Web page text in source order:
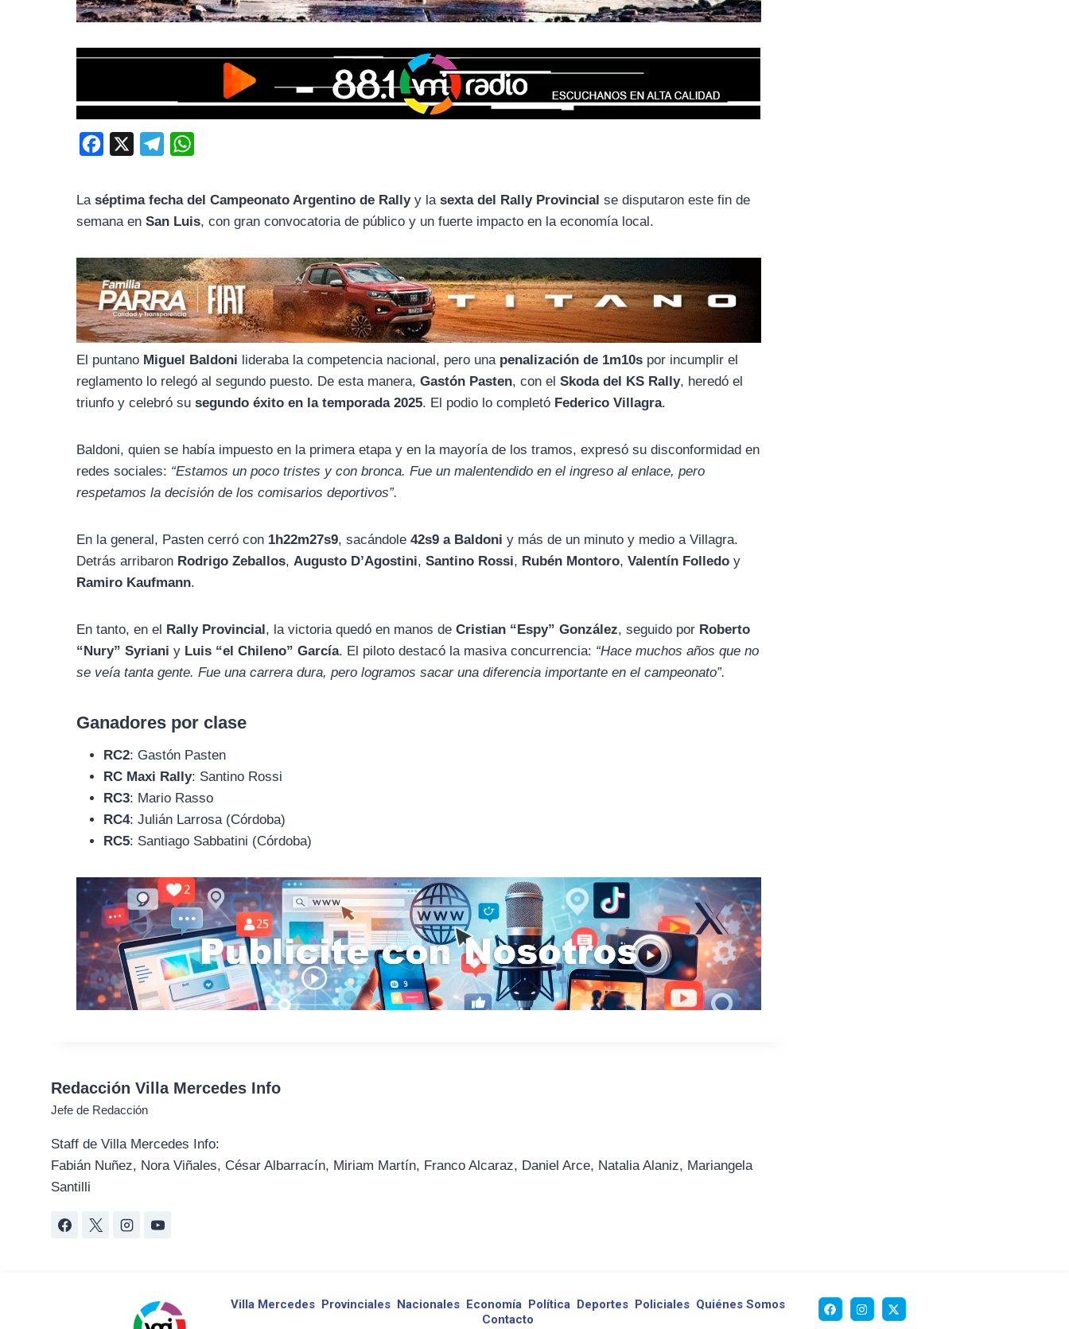
c
o
o
k
r
a
m
A
p
p
Laséptima fecha del Campeonato Argentino de Rallyy lasexta del Rally Provincial se disputaron este fin de
semana enSan Luis, con gran convocatoria de público y un fuerte impacto en la economía local.
El puntano Miguel Baldoni lideraba la competencia nacional, pero una penalización de 1m10s por incumplir el
reglamento lo relegó al segundo puesto. De esta manera,Gastón Pasten, con elSkoda del KS Rally, heredó el
triunfo y celebró susegundo éxito en la temporada 2025. El podio lo completó Federico Villagra.
Baldoni, quien se había impuesto en la primera etapa y en la mayoría de los tramos, expresó su disconformidad en
redes sociales: “Estamos un poco tristes y con bronca. Fue un malentendido en el ingreso al enlace, pero
respetamos la decisión de los comisarios deportivos”.
En la general, Pasten cerró con 1h22m27s9, sacándole42s9 a Baldoni y más de un minuto y medio a Villagra.
Detrás arribaron Rodrigo Zeballos, Augusto D’Agostini,Santino Rossi, Rubén Montoro,Valentín Folledo y
Ramiro Kaufmann.
En tanto, en el Rally Provincial, la victoria quedó en manos deCristian “Espy” González, seguido por Roberto
“Nury” Syriani y Luis “el Chileno” García. El piloto destacó la masiva concurrencia: “Hace muchos años que no
se veía tanta gente. Fue una carrera dura, pero logramos sacar una diferencia importante en el campeonato”.
Ganadores por clase
RC2: Gastón Pasten
RC Maxi Rally: Santino Rossi
RC3: Mario Rasso
RC4: Julián Larrosa (Córdoba)
RC5: Santiago Sabbatini (Córdoba)
Redacción Villa Mercedes Info
Jefe de Redacción
Staff de Villa Mercedes Info:
Fabián Nuñez, Nora Viñales, César Albarracín, Miriam Martín, Franco Alcaraz, Daniel Arce, Natalia Alaniz, Mariangela
Santilli
Villa Mercedes Provinciales Nacionales Economía Política Deportes Policiales Quiénes Somos
Contacto